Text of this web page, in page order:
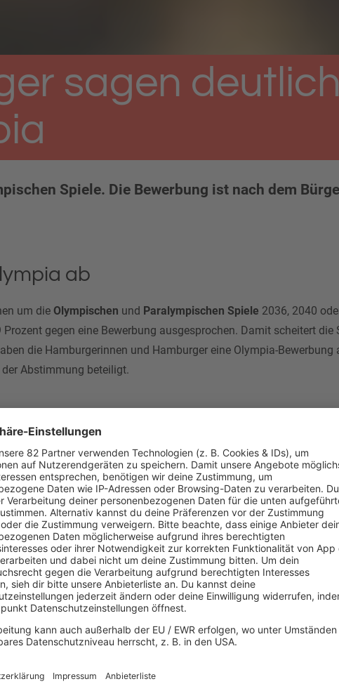
sagen
Spiele. Die Bewerbung ist nach dem
ab
um die Olympischen und Paralympischen Spiele 2036, 2040
Prozent gegen eine Bewerbung ausgesprochen. Damit scheitert die
die Hamburgerinnen und Hamburger eine Olympia-
Abstimmung beteiligt.
Senat
für den rot-grünen Senat und BürgermeisterPeter
geworben. Auch viele bekannte Gesichter sind in den
Trotzdem kann die Pro-Kampagne die Mehrheit nicht
ähnliche Argumente an wie vor elf Jahren: unkalkulierbare Kosten,
und Bevölkerung. Auch steigende Mieten sind ein großes Thema
demBreitensportlangfristig wirklich helfen würde. Mit diesen